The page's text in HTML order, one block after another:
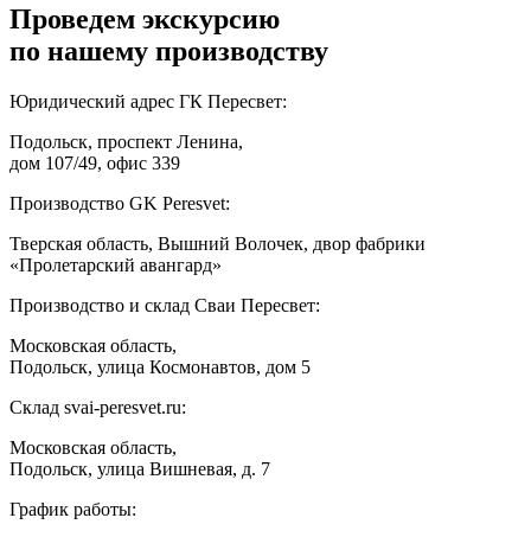
Проведем экскурсию
по нашему производству
Юридический адрес ГК Пересвет:
Подольск, проспект Ленина,
дом 107/49, офис 339
Производство GK Peresvet:
Тверская область, Вышний Волочек, двор фабрики
«Пролетарский авангард»
Производство и склад Сваи Пересвет:
Московская область,
Подольск, улица Космонавтов, дом 5
Склад svai-peresvet.ru:
Московская область,
Подольск, улица Вишневая, д. 7
График работы: